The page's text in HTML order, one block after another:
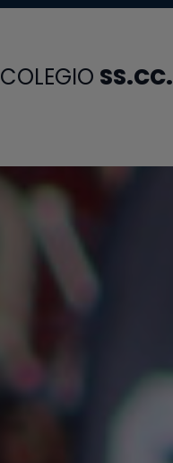
COLEGIO SS.CC.